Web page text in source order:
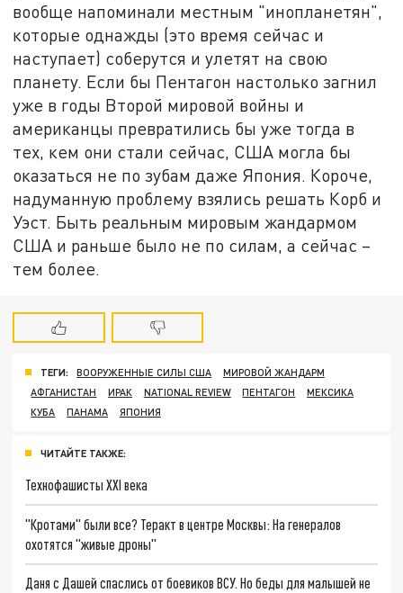
вообще напоминали местным "инопланетян",
которые однажды (это время сейчас и
наступает) соберутся и улетят на свою
планету. Если бы Пентагон настолько загнил
уже в годы Второй мировой войны и
американцы превратились бы уже тогда в
тех, кем они стали сейчас, США могла бы
оказаться не по зубам даже Япония. Короче,
надуманную проблему взялись решать Корб и
Уэст. Быть реальным мировым жандармом
США и раньше было не по силам, а сейчас –
тем более.
ТЕГИ: ВООРУЖЕННЫЕ СИЛЫ США
МИРОВОЙ ЖАНДАРМ
АФГАНИСТАН
ИРАК NATIONAL REVIEW ПЕНТАГОН
МЕКСИКА
КУБА
ПАНАМА ЯПОНИЯ
ЧИТАЙТЕ ТАКЖЕ:
Технофашисты XXI века
"Кротами" были все? Теракт в центре Москвы: На генералов
охотятся "живые дроны"
Даня с Дашей спаслись от боевиков ВСУ. Но беды для малышей не